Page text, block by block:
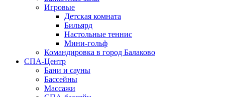
Игровые
Детская комната
Бильярд
Настольные теннис
Мини-гольф
Командировка в город Балаково
СПА-Центр
Бани и сауны
Бассейны
Массажи